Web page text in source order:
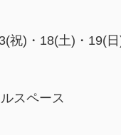
祝)・18(土)・19(
スペース